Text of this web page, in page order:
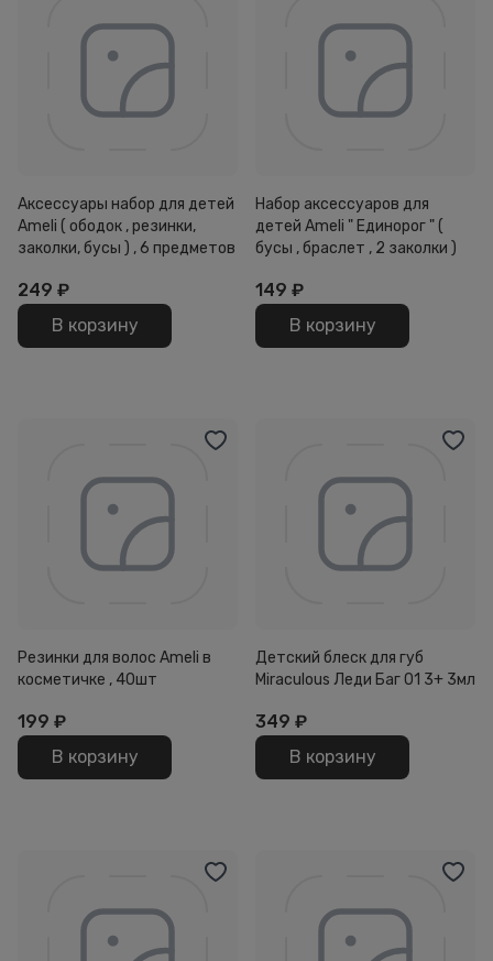
Аксессуары набор для детей
Ameli ( ободок , резинки,
заколки, бусы ) , 6 предметов
249 ₽
В корзину
Набор аксессуаров для
детей Ameli " Единорог " (
бусы , браслет , 2 заколки )
149 ₽
В корзину
Резинки для волос Ameli в
косметичке , 40шт
199 ₽
В корзину
Детский блеск для губ
Miraculous Леди Баг 01 3+ 3мл
349 ₽
В корзину